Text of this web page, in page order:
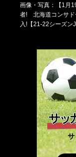
画像・写真：【1月
者! 北海道コンサド
入!【21-22シーズン